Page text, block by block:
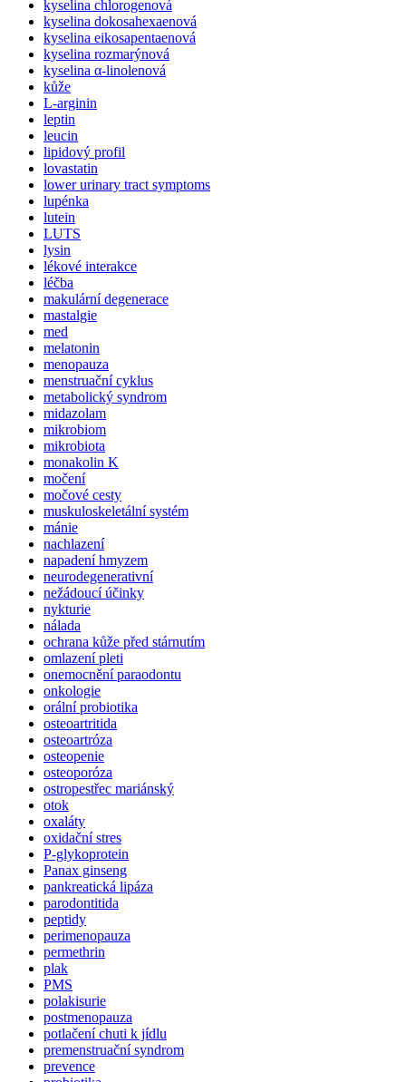
kyselina chlorogenová
kyselina dokosahexaenová
kyselina eikosapentaenová
kyselina rozmarýnová
kyselina α-linolenová
kůže
L-arginin
leptin
leucin
lipidový profil
lovastatin
lower urinary tract symptoms
lupénka
lutein
LUTS
lysin
lékové interakce
léčba
makulární degenerace
mastalgie
med
melatonin
menopauza
menstruační cyklus
metabolický syndrom
midazolam
mikrobiom
mikrobiota
monakolin K
močení
močové cesty
muskuloskeletální systém
mánie
nachlazení
napadení hmyzem
neurodegenerativní
nežádoucí účinky
nykturie
nálada
ochrana kůže před stárnutím
omlazení pleti
onemocnění paraodontu
onkologie
orální probiotika
osteoartritida
osteoartróza
osteopenie
osteoporóza
ostropestřec mariánský
otok
oxaláty
oxidační stres
P-glykoprotein
Panax ginseng
pankreatická lipáza
parodontitida
peptidy
perimenopauza
permethrin
plak
PMS
polakisurie
postmenopauza
potlačení chuti k jídlu
premenstruační syndrom
prevence